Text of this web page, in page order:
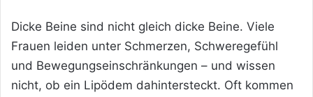
Dicke Beine sind nicht gleich dicke Beine. Viele
Frauen leiden unter Schmerzen, Schweregefühl
und Bewegungseinschränkungen – und wissen
nicht, ob ein Lipödem dahintersteckt. Oft kommen